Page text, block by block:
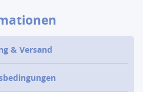
& Versand